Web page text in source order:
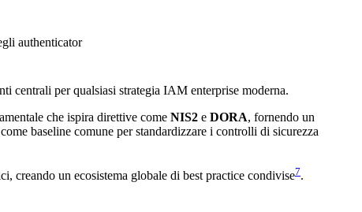
authenticator
centrali per qualsiasi strategia IAM enterprise moderna.
che ispira direttive come NIS2 e DORA, fornendo un
baseline comune per standardizzare i controlli di sicurezza
creando un ecosistema globale di best practice condivise7.